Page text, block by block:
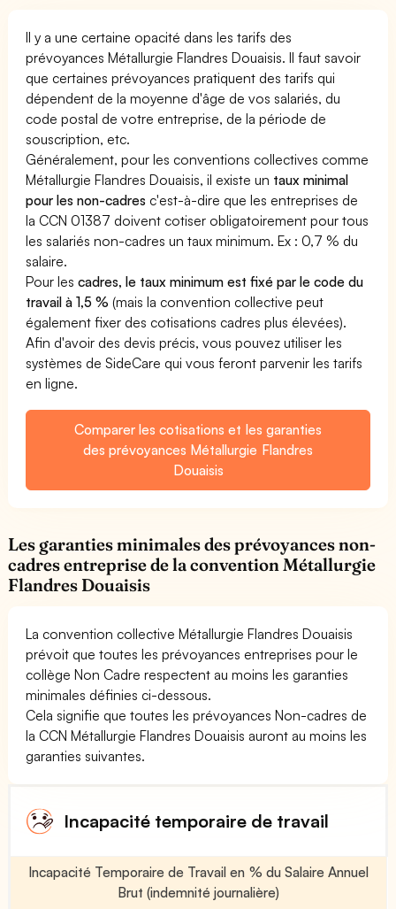
Il y a une certaine opacité dans les tarifs des
prévoyances Métallurgie Flandres Douaisis. Il faut savoir
que certaines prévoyances pratiquent des tarifs qui
dépendent de la moyenne d'âge de vos salariés, du
code postal de votre entreprise, de la période de
souscription, etc.
Généralement, pour les conventions collectives comme
Métallurgie Flandres Douaisis, il existe un taux minimal
pour les non-cadres c'est-à-dire que les entreprises de
la CCN 01387 doivent cotiser obligatoirement pour tous
les salariés non-cadres un taux minimum. Ex : 0,7 % du
salaire.
Pour lescadres, le taux minimum est fixé par le code du
travail à 1,5 % (mais la convention collective peut
également fixer des cotisations cadres plus élevées).
Afin d'avoir des devis précis, vous pouvez utiliser les
systèmes de SideCare qui vous feront parvenir les tarifs
en ligne.
Comparer les cotisations et les garanties
des prévoyances Métallurgie Flandres
Douaisis
Les garanties minimales des prévoyances non-
cadres entreprise de la convention Métallurgie
Flandres Douaisis
La convention collective Métallurgie Flandres Douaisis
prévoit que toutes les prévoyances entreprises pour le
collège Non Cadre respectent au moins les garanties
minimales définies ci-dessous.
Cela signifie que toutes les prévoyances Non-cadres de
la CCN Métallurgie Flandres Douaisis auront au moins les
garanties suivantes.
Incapacité temporaire de travail
Incapacité Temporaire de Travail en % du Salaire Annuel
Brut (indemnité journalière)